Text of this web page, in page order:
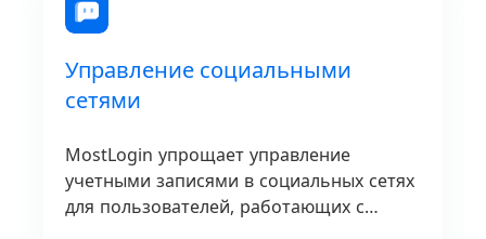
Управление социальными
сетями
MostLogin упрощает управление
учетными записями в социальных сетях
для пользователей, работающих с